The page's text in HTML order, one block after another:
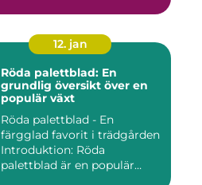
12. jan
Röda palettblad: En
grundlig översikt över en
populär växt
Röda palettblad - En
färgglad favorit i trädgården
Introduktion: Röda
palettblad är en populär